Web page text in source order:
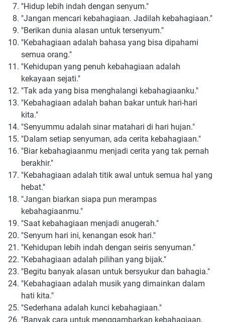
"Hidup lebih indah dengan senyum."
"Jangan mencari kebahagiaan. Jadilah kebahagiaan."
"Berikan dunia alasan untuk tersenyum."
"Kebahagiaan adalah bahasa yang bisa dipahami
semua orang."
"Kehidupan yang penuh kebahagiaan adalah
kekayaan sejati."
"Tak ada yang bisa menghalangi kebahagiaanku."
"Kebahagiaan adalah bahan bakar untuk hari-hari
kita."
"Senyummu adalah sinar matahari di hari hujan."
"Dalam setiap senyuman, ada cerita kebahagiaan."
"Biar kebahagiaanmu menjadi cerita yang tak pernah
berakhir."
"Kebahagiaan adalah titik awal untuk semua hal yang
hebat."
"Jangan biarkan siapa pun merampas
kebahagiaanmu."
"Saat kebahagiaan menjadi anugerah."
"Senyum hari ini, kenangan esok hari."
"Kehidupan lebih indah dengan seiris senyuman."
"Kebahagiaan adalah pilihan yang bijak."
"Begitu banyak alasan untuk bersyukur dan bahagia."
"Kebahagiaan adalah musik yang dimainkan dalam
hati kita."
"Sederhana adalah kunci kebahagiaan."
"Banyak cara untuk menggambarkan kebahagiaan,